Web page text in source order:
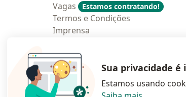
Vagas
Estamos contratando!
Termos e Condições
Imprensa
Sua privacidade
Estamos usando